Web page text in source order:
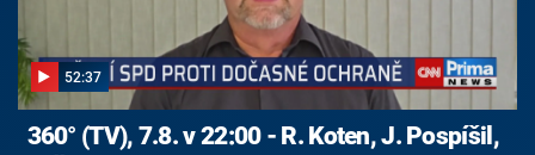
52:37
360° (TV), 7.8. v 22:00 - R. Koten, J. Pospíšil,